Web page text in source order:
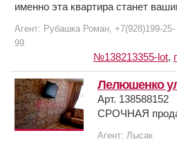
именно эта квартира станет
Агент: Рубашка Роман, +7(928)199-25-
99
№138213355-lot,
Лелюшенко
Арт. 138588152
СРОЧНАЯ
Агент: Лысак